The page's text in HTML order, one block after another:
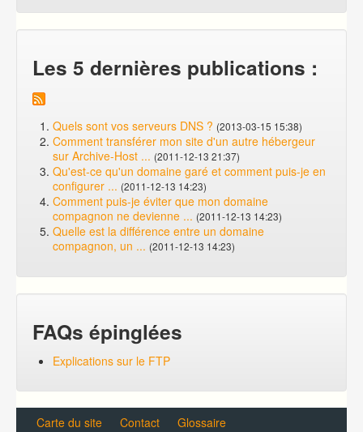
Les 5 dernières publications :
Quels sont vos serveurs DNS ? (2013-03-15 15:38)
Comment transférer mon site d'un autre hébergeur
sur Archive-Host ... (2011-12-13 21:37)
Qu'est-ce qu'un domaine garé et comment puis-je en
configurer ... (2011-12-13 14:23)
Comment puis-je éviter que mon domaine
compagnon ne devienne ... (2011-12-13 14:23)
Quelle est la différence entre un domaine
compagnon, un ... (2011-12-13 14:23)
FAQs épinglées
Explications sur le FTP
Carte du site Contact Glossaire